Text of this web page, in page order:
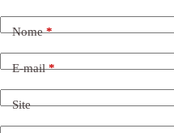
Nome*
E-mail*
Site